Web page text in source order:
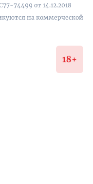
74499 от 14.12.2018
на коммерческой